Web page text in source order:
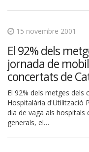
15 novembre 2001
El 92% dels
jornada de
concertats de
El 92% dels metges dels
Hospitalària d'Utilització
dia de vaga als hospitals
generals, el…